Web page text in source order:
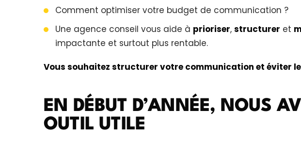
Comment optimiser votre budget de communication ?
Une agence conseil vous aide à prioriser, structurer et
impactante et surtout plus rentable.
Vous souhaitez structurer votre communication et éviter
EN DÉBUT D’ANNÉE, NOUS
OUTIL UTILE